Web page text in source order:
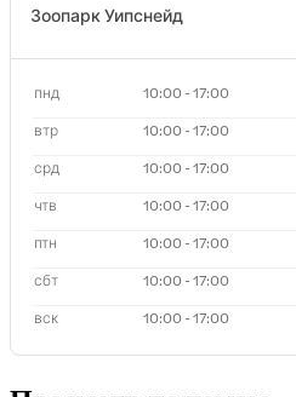
Зоопарк Уипснейд
пнд
10:00 - 17:00
втр
10:00 - 17:00
срд
10:00 - 17:00
чтв
10:00 - 17:00
птн
10:00 - 17:00
сбт
10:00 - 17:00
вск
10:00 - 17:00